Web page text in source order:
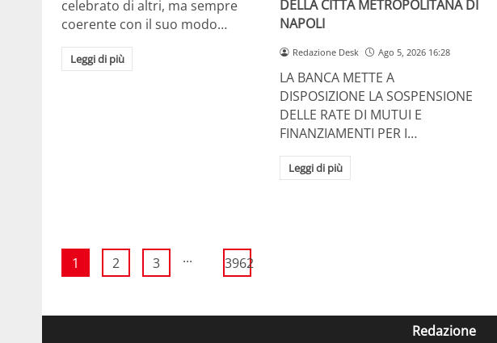
celebrato di altri, ma sempre
coerente con il suo modo…
Leggi di più
DELLA CITTÀ METROPOLITANA DI
NAPOLI
Redazione Desk Ago 5, 2026 16:28
LA BANCA METTE A
DISPOSIZIONE LA SOSPENSIONE
DELLE RATE DI MUTUI E
FINANZIAMENTI PER I…
Leggi di più
1 2 3 ... 3962
Redazione